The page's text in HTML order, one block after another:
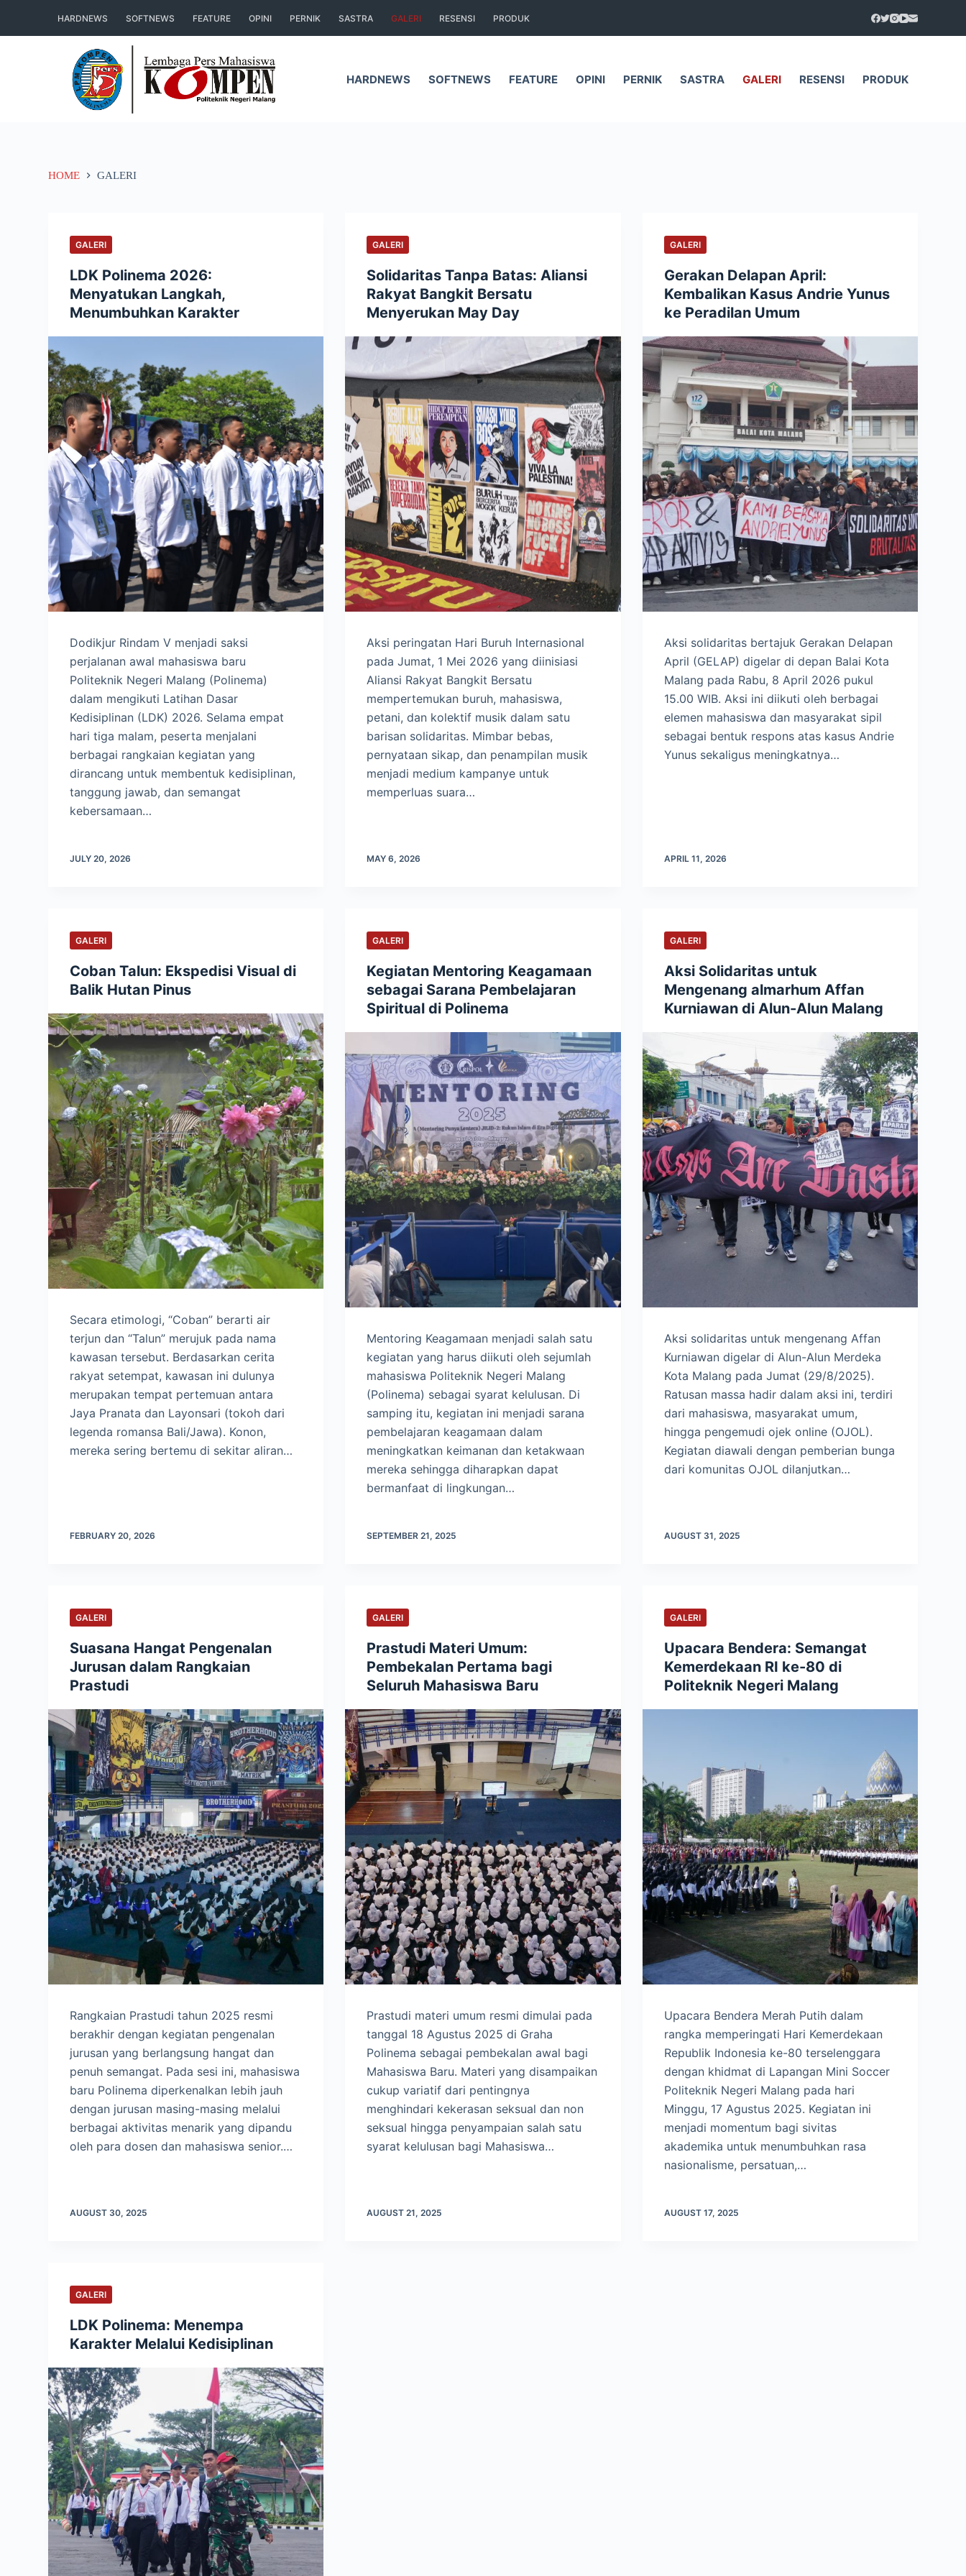
k
HARDNEWS SOFTNEWS FEATURE OPINI PERNIK SASTRA GALERI RESENSI PRODUK
HARDNEWS SOFTNEWS FEATURE OPINI PERNIK SASTRA GALERI RESENSI PRODUK
HOME GALERI
GALERI
LDK Polinema 2026:
Menyatukan Langkah,
Menumbuhkan Karakter
Dodikjur Rindam V menjadi saksi
perjalanan awal mahasiswa baru
Politeknik Negeri Malang (Polinema)
dalam mengikuti Latihan Dasar
Kedisiplinan (LDK) 2026. Selama empat
hari tiga malam, peserta menjalani
berbagai rangkaian kegiatan yang
dirancang untuk membentuk kedisiplinan,
tanggung jawab, dan semangat
kebersamaan…
JULY 20, 2026
GALERI
Solidaritas Tanpa Batas: Aliansi
Rakyat Bangkit Bersatu
Menyerukan May Day
Aksi peringatan Hari Buruh Internasional
pada Jumat, 1 Mei 2026 yang diinisiasi
Aliansi Rakyat Bangkit Bersatu
mempertemukan buruh, mahasiswa,
petani, dan kolektif musik dalam satu
barisan solidaritas. Mimbar bebas,
pernyataan sikap, dan penampilan musik
menjadi medium kampanye untuk
memperluas suara…
MAY 6, 2026
GALERI
Gerakan Delapan April:
Kembalikan Kasus Andrie Yunus
ke Peradilan Umum
Aksi solidaritas bertajuk Gerakan Delapan
April (GELAP) digelar di depan Balai Kota
Malang pada Rabu, 8 April 2026 pukul
15.00 WIB. Aksi ini diikuti oleh berbagai
elemen mahasiswa dan masyarakat sipil
sebagai bentuk respons atas kasus Andrie
Yunus sekaligus meningkatnya…
APRIL 11, 2026
GALERI
Coban Talun: Ekspedisi Visual di
Balik Hutan Pinus
Secara etimologi, “Coban” berarti air
terjun dan “Talun” merujuk pada nama
kawasan tersebut. Berdasarkan cerita
rakyat setempat, kawasan ini dulunya
merupakan tempat pertemuan antara
Jaya Pranata dan Layonsari (tokoh dari
legenda romansa Bali/Jawa). Konon,
mereka sering bertemu di sekitar aliran…
FEBRUARY 20, 2026
GALERI
Kegiatan Mentoring Keagamaan
sebagai Sarana Pembelajaran
Spiritual di Polinema
Mentoring Keagamaan menjadi salah satu
kegiatan yang harus diikuti oleh sejumlah
mahasiswa Politeknik Negeri Malang
(Polinema) sebagai syarat kelulusan. Di
samping itu, kegiatan ini menjadi sarana
pembelajaran keagamaan dalam
meningkatkan keimanan dan ketakwaan
mereka sehingga diharapkan dapat
bermanfaat di lingkungan…
SEPTEMBER 21, 2025
GALERI
Aksi Solidaritas untuk
Mengenang almarhum Affan
Kurniawan di Alun-Alun Malang
Aksi solidaritas untuk mengenang Affan
Kurniawan digelar di Alun-Alun Merdeka
Kota Malang pada Jumat (29/8/2025).
Ratusan massa hadir dalam aksi ini, terdiri
dari mahasiswa, masyarakat umum,
hingga pengemudi ojek online (OJOL).
Kegiatan diawali dengan pemberian bunga
dari komunitas OJOL dilanjutkan…
AUGUST 31, 2025
GALERI
Suasana Hangat Pengenalan
Jurusan dalam Rangkaian
Prastudi
Rangkaian Prastudi tahun 2025 resmi
berakhir dengan kegiatan pengenalan
jurusan yang berlangsung hangat dan
penuh semangat. Pada sesi ini, mahasiswa
baru Polinema diperkenalkan lebih jauh
dengan jurusan masing-masing melalui
berbagai aktivitas menarik yang dipandu
oleh para dosen dan mahasiswa senior.…
AUGUST 30, 2025
GALERI
Prastudi Materi Umum:
Pembekalan Pertama bagi
Seluruh Mahasiswa Baru
Prastudi materi umum resmi dimulai pada
tanggal 18 Agustus 2025 di Graha
Polinema sebagai pembekalan awal bagi
Mahasiswa Baru. Materi yang disampaikan
cukup variatif dari pentingnya
menghindari kekerasan seksual dan non
seksual hingga penyampaian salah satu
syarat kelulusan bagi Mahasiswa…
AUGUST 21, 2025
GALERI
Upacara Bendera: Semangat
Kemerdekaan RI ke-80 di
Politeknik Negeri Malang
Upacara Bendera Merah Putih dalam
rangka memperingati Hari Kemerdekaan
Republik Indonesia ke-80 terselenggara
dengan khidmat di Lapangan Mini Soccer
Politeknik Negeri Malang pada hari
Minggu, 17 Agustus 2025. Kegiatan ini
menjadi momentum bagi sivitas
akademika untuk menumbuhkan rasa
nasionalisme, persatuan,…
AUGUST 17, 2025
GALERI
LDK Polinema: Menempa
Karakter Melalui Kedisiplinan